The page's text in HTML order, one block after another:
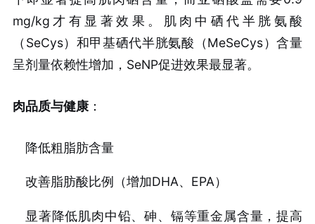
mg/kg才有显著效果。肌肉中硒代半胱氨酸
（SeCys）和甲基硒代半胱氨酸（MeSeCys）含量
呈剂量依赖性增加，SeNP促进效果最显著。
肉品质与健康：
降低粗脂肪含量
改善脂肪酸比例（增加DHA、EPA）
显著降低肌肉中铅、砷、镉等重金属含量，提高